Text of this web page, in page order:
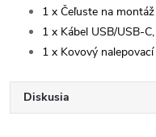
1 x Čeľuste na
1 x Kábel USB/USB-
1 x Kovový
Diskusia